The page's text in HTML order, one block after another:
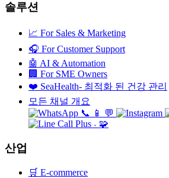
솔루션
📈 For Sales & Marketing
🎧 For Customer Support
🤖 AI & Automation
🏢 For SME Owners
❤️ SeaHealth- 최적화 된 건강 관리
모든 채널 개요
📞
📱 💬
+ 🧩
산업
🛒 E-commerce